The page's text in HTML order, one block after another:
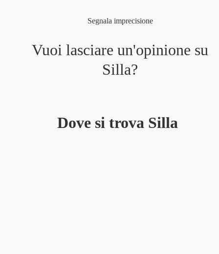
Segnala imprecisione
Vuoi lasciare un'opinione su
Silla?
Dove si trova Silla